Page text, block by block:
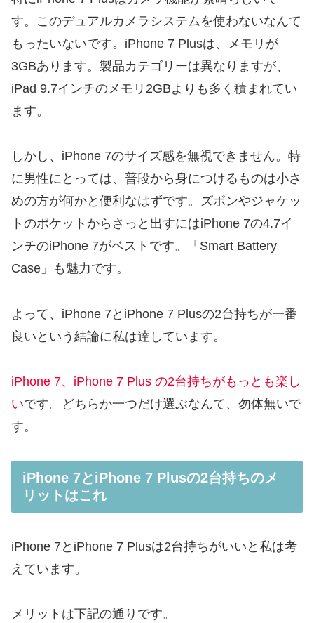
す。このデュアルカメラシステムを使わないなんて
もったいないです。iPhone 7 Plusは、メモリが
3GBあります。製品カテゴリーは異なりますが、
iPad 9.7インチのメモリ2GBよりも多く積まれてい
ます。
しかし、iPhone 7のサイズ感を無視できません。特
に男性にとっては、普段から身につけるものは小さ
めの方が何かと便利なはずです。ズボンやジャケッ
トのポケットからさっと出すにはiPhone 7の4.7イ
ンチのiPhone 7がベストです。「Smart Battery
Case」も魅力です。
よって、iPhone 7とiPhone 7 Plusの2台持ちが一番
良いという結論に私は達しています。
iPhone 7、iPhone 7 Plus の2台持ちがもっとも楽し
いです。どちらか一つだけ選ぶなんて、勿体無いで
す。
iPhone 7とiPhone 7 Plusの2台持ちのメ
リットはこれ
iPhone 7とiPhone 7 Plusは2台持ちがいいと私は考
えています。
メリットは下記の通りです。